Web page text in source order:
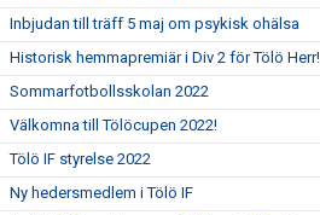
Inbjudan till träff 5 maj om psykisk ohälsa
Historisk hemmapremiär i Div 2 för Tölö Herr!
Sommarfotbollsskolan 2022
Välkomna till Tölöcupen 2022!
Tölö IF styrelse 2022
Ny hedersmedlem i Tölö IF